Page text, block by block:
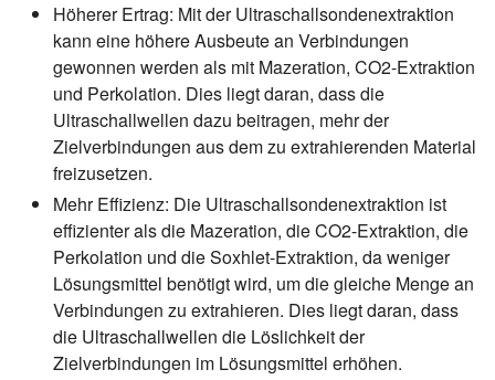
Höherer Ertrag: Mit der Ultraschallsondenextraktion
kann eine höhere Ausbeute an Verbindungen
gewonnen werden als mit Mazeration, CO2-Extraktion
und Perkolation. Dies liegt daran, dass die
Ultraschallwellen dazu beitragen, mehr der
Zielverbindungen aus dem zu extrahierenden Material
freizusetzen.
Mehr Effizienz: Die Ultraschallsondenextraktion ist
effizienter als die Mazeration, die CO2-Extraktion, die
Perkolation und die Soxhlet-Extraktion, da weniger
Lösungsmittel benötigt wird, um die gleiche Menge an
Verbindungen zu extrahieren. Dies liegt daran, dass
die Ultraschallwellen die Löslichkeit der
Zielverbindungen im Lösungsmittel erhöhen.